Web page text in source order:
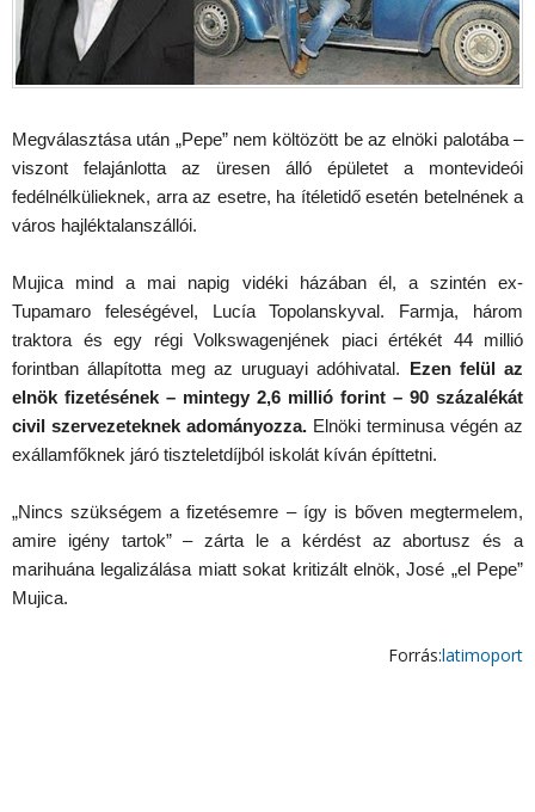
Megválasztása után „Pepe” nem költözött be az elnöki palotába –
viszont felajánlotta az üresen álló épületet a montevideói
fedélnélkülieknek, arra az esetre, ha ítéletidő esetén betelnének a
város hajléktalanszállói.
Mujica mind a mai napig vidéki házában él, a szintén ex-
Tupamaro feleségével, Lucía Topolanskyval. Farmja, három
traktora és egy régi Volkswagenjének piaci értékét 44 millió
forintban állapította meg az uruguayi adóhivatal. Ezen felül az
elnök fizetésének – mintegy 2,6 millió forint – 90 százalékát
civil szervezeteknek adományozza. Elnöki terminusa végén az
exállamfőknek járó tiszteletdíjból iskolát kíván építtetni.
„Nincs szükségem a fizetésemre – így is bőven megtermelem,
amire igény tartok” – zárta le a kérdést az abortusz és a
marihuána legalizálása miatt sokat kritizált elnök, José „el Pepe”
Mujica.
Forrás:latimoport